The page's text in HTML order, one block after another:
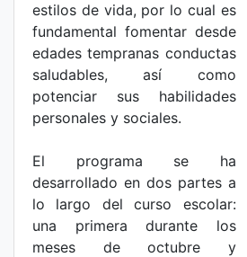
estilos de vida, por lo cual es
fundamental fomentar desde
edades tempranas conductas
saludables, así como
potenciar sus habilidades
personales y sociales.
El programa se ha
desarrollado en dos partes a
lo largo del curso escolar:
una primera durante los
meses de octubre y